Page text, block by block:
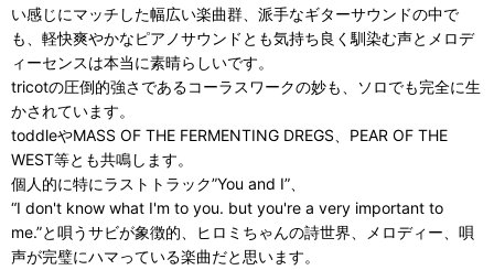
い感じにマッチした幅広い楽曲群、派手なギターサウンドの中で
も、軽快爽やかなピアノサウンドとも気持ち良く馴染む声とメロデ
ィーセンスは本当に素晴らしいです。
tricotの圧倒的強さであるコーラスワークの妙も、ソロでも完全に生
かされています。
toddleやMASS OF THE FERMENTING DREGS、PEAR OF THE
WEST等とも共鳴します。
個人的に特にラストトラック”You and I”、
“I don't know what I'm to you. but you're a very important to
me.”と唄うサビが象徴的、ヒロミちゃんの詩世界、メロディー、唄
声が完璧にハマっている楽曲だと思います。